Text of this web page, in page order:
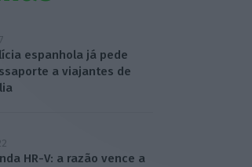
espanhola já pede
a viajantes de
HR-V: a razão vence a